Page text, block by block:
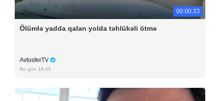
00:00:33
Ölümlə yadda qalan yolda təhlükəli ötmə
AvtosferTV
Bu gün 16:45